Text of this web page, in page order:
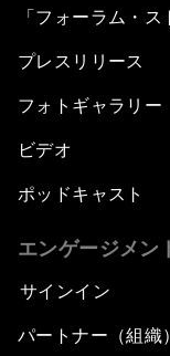
「フォーラム・ス
プレスリリース
フォトギャラリー
ビデオ
ポッドキャスト
エンゲージメン
サインイン
パートナー（組織